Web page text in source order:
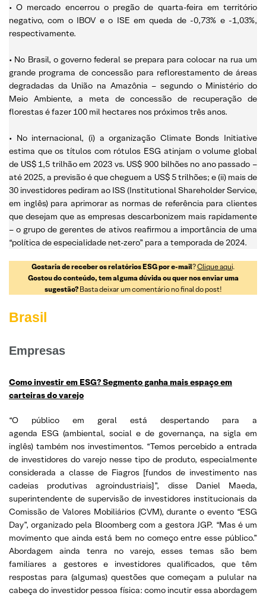
• O mercado encerrou o pregão de quarta-feira em território
negativo, com o IBOV e o ISE em queda de -0,73% e -1,03%,
respectivamente.
• No Brasil, o governo federal se prepara para colocar na rua um
grande programa de concessão para reflorestamento de áreas
degradadas da União na Amazônia – segundo o Ministério do
Meio Ambiente, a meta de concessão de recuperação de
florestas é fazer 100 mil hectares nos próximos três anos.
• No internacional, (i) a organização Climate Bonds Initiative
estima que os títulos com rótulos ESG atinjam o volume global
de US$ 1,5 trilhão em 2023 vs. US$ 900 bilhões no ano passado –
até 2025, a previsão é que cheguem a US$ 5 trilhões; e (ii) mais de
30 investidores pediram ao ISS (Institutional Shareholder Service,
em inglês) para aprimorar as normas de referência para clientes
que desejam que as empresas descarbonizem mais rapidamente
– o grupo de gerentes de ativos reafirmou a importância de uma
“política de especialidade net-zero” para a temporada de 2024.
Gostaria de receber os relatórios ESG por e-mail?Clique aqui.
Gostou do conteúdo, tem alguma dúvida ou quer nos enviar uma
sugestão?Basta deixar um comentário no final do post!
Brasil
Empresas
Como investir em ESG? Segmento ganha mais espaço em
carteiras do varejo
“O público em geral está despertando para a
agenda ESG (ambiental, social e de governança, na sigla em
inglês) também nos investimentos. “Temos percebido a entrada
de investidores do varejo nesse tipo de produto, especialmente
considerada a classe de Fiagros [fundos de investimento nas
cadeias produtivas agroindustriais]”, disse Daniel Maeda,
superintendente de supervisão de investidores institucionais da
Comissão de Valores Mobiliários (CVM), durante o evento “ESG
Day”, organizado pela Bloomberg com a gestora JGP. “Mas é um
movimento que ainda está bem no começo entre esse público.”
Abordagem ainda tenra no varejo, esses temas são bem
familiares a gestores e investidores qualificados, que têm
respostas para (algumas) questões que começam a pulular na
cabeça do investidor pessoa física: como incutir essa abordagem